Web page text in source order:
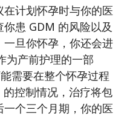
计划怀孕时与你的医
患 GDM 的风险以及
旦你怀孕，你还会进
为产前护理的一部
需要在整个怀孕过程
控制情况，治疗将包
一个三个月期，你的医